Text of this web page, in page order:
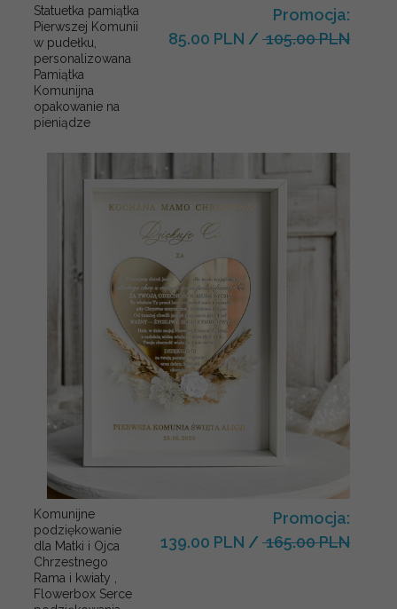
Statuetka pamiątka
Pierwszej Komunii
w pudełku,
personalizowana
Pamiątka
Komunijna
opakowanie na
pieniądze
Promocja:
85.00 PLN / 105.00 PLN
Komunijne
podziękowanie
dla Matki i Ojca
Chrzestnego
Rama i kwiaty ,
Flowerbox Serce
Promocja:
139.00 PLN / 165.00 PLN